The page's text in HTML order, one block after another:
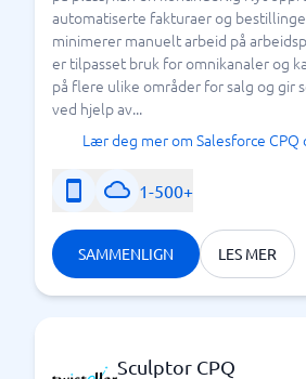
automatiserte fakturaer og
minimerer manuelt arbeid på
er tilpasset bruk for omnikanaler og
på flere ulike områder for salg og gir
ved hjelp av...
Lær deg mer om Salesforce
1-500+
SAMMENLIGN LES MER
Sculptor CPQ